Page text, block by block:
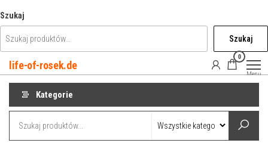
do
treści
Szukaj
Szukaj
life-of-rosek.de
0
Menu
Kategorie